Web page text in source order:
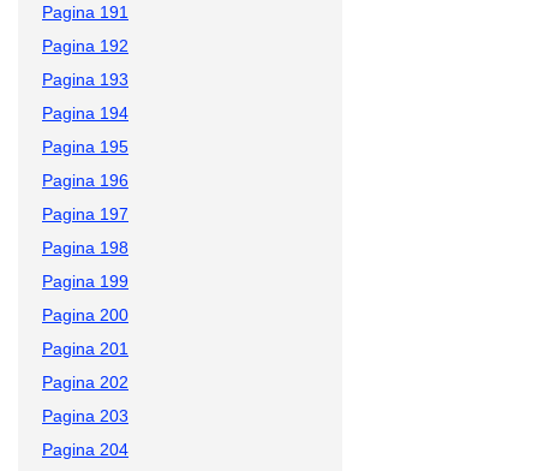
Pagina 191
Pagina 192
Pagina 193
Pagina 194
Pagina 195
Pagina 196
Pagina 197
Pagina 198
Pagina 199
Pagina 200
Pagina 201
Pagina 202
Pagina 203
Pagina 204